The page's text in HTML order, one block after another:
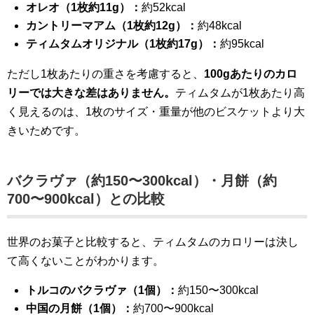
オレオ（1枚約11g）：約52kcal
カントリーマアム（1枚約12g）：約48kcal
ティムタムオリジナル（1枚約17g）：約95kcal
ただし1枚あたりの重さを考慮すると、 100gあたりのカロ
リーでは大きな差はありません。 ティムタムが1枚あたり高
く見えるのは、1枚のサイズ・重量が他のビスケットより大
きいためです。
バクラヴァ（約150〜300kcal）・月餅（約
700〜900kcal）との比較
世界のお菓子と比較すると、ティムタムのカロリーは決し
て高くないことがわかります。
トルコのバクラヴァ（1個）：約150〜300kcal
中国の月餅（1個）：約700〜900kcal